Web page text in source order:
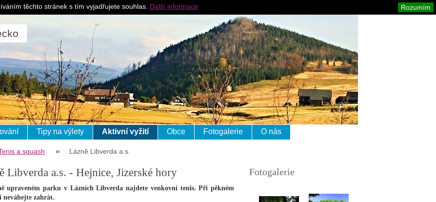
Pro ubytovatele
Tipy na výlety Aktivní vyžití Obce Fotogalerie O nás
a squash Lázně Libverda a.s.
Fotogalerie
Libverda a.s. - Hejnice, Jizerské hory
upraveném parku v Lázních Libverda najdete venkovní tenis. Při pěkném
neváhejte zahrát.
těchto stránek s tím vyjadřujete souhlas. Rozumím
Další informace